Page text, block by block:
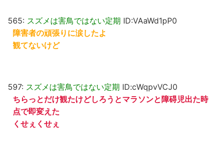
565: スズメは害鳥ではない定期 ID:VAaWd1pP0
障害者の頑張りに涙したよ
観てないけど
597: スズメは害鳥ではない定期 ID:cWqpvVCJ0
ちらっとだけ観たけどしろうとマラソンと障碍児出た時
点で即変えた
くせぇくせぇ